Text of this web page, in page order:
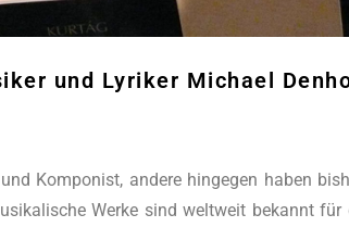
und Lyriker Michael
Kom­po­nist, ande­re hin­ge­gen haben
Wer­ke sind welt­weit bekannt